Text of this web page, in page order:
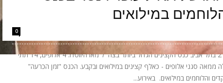
במילואים
0
הערב יתקיים באקספו ביתן 2 בתל אביב כנס הקצינים הגדול ביותר בצה״ל מאז היווסדו: 4 אלופים, 14 תתי
ולמעלה ממאה סגני אלופים - כאלף קצינים במילואים ובקבע. הכנס "זמן הכרעה"
והלוחמים במילואים. באירוע...